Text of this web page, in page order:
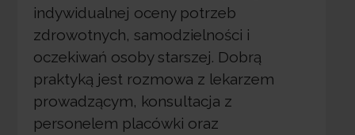
indywidualnej oceny potrzeb
zdrowotnych, samodzielności i
oczekiwań osoby starszej. Dobrą
praktyką jest rozmowa z lekarzem
prowadzącym, konsultacja z
personelem placówki oraz